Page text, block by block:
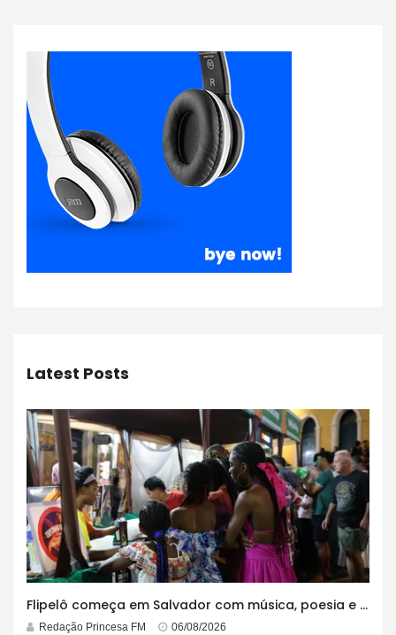
Latest Posts
Flipelô começa em Salvador com música, poesia e grande participação
Redação Princesa FM 06/08/2026